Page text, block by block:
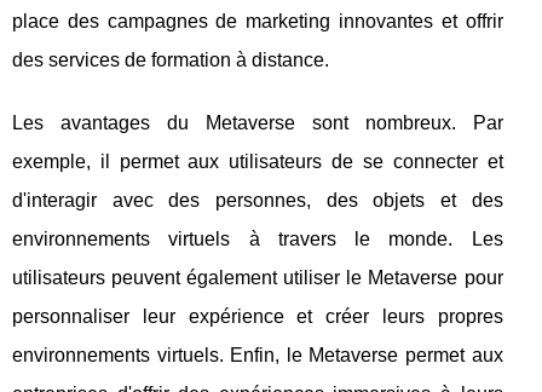
place des campagnes de marketing innovantes et offrir
des services de formation à distance.
Les avantages du Metaverse sont nombreux. Par
exemple, il permet aux utilisateurs de se connecter et
d'interagir avec des personnes, des objets et des
environnements virtuels à travers le monde. Les
utilisateurs peuvent également utiliser le Metaverse pour
personnaliser leur expérience et créer leurs propres
environnements virtuels. Enfin, le Metaverse permet aux